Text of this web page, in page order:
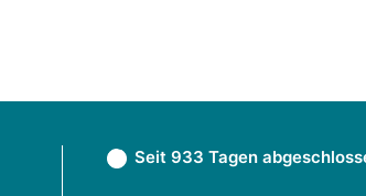
Seit 933 Tagen